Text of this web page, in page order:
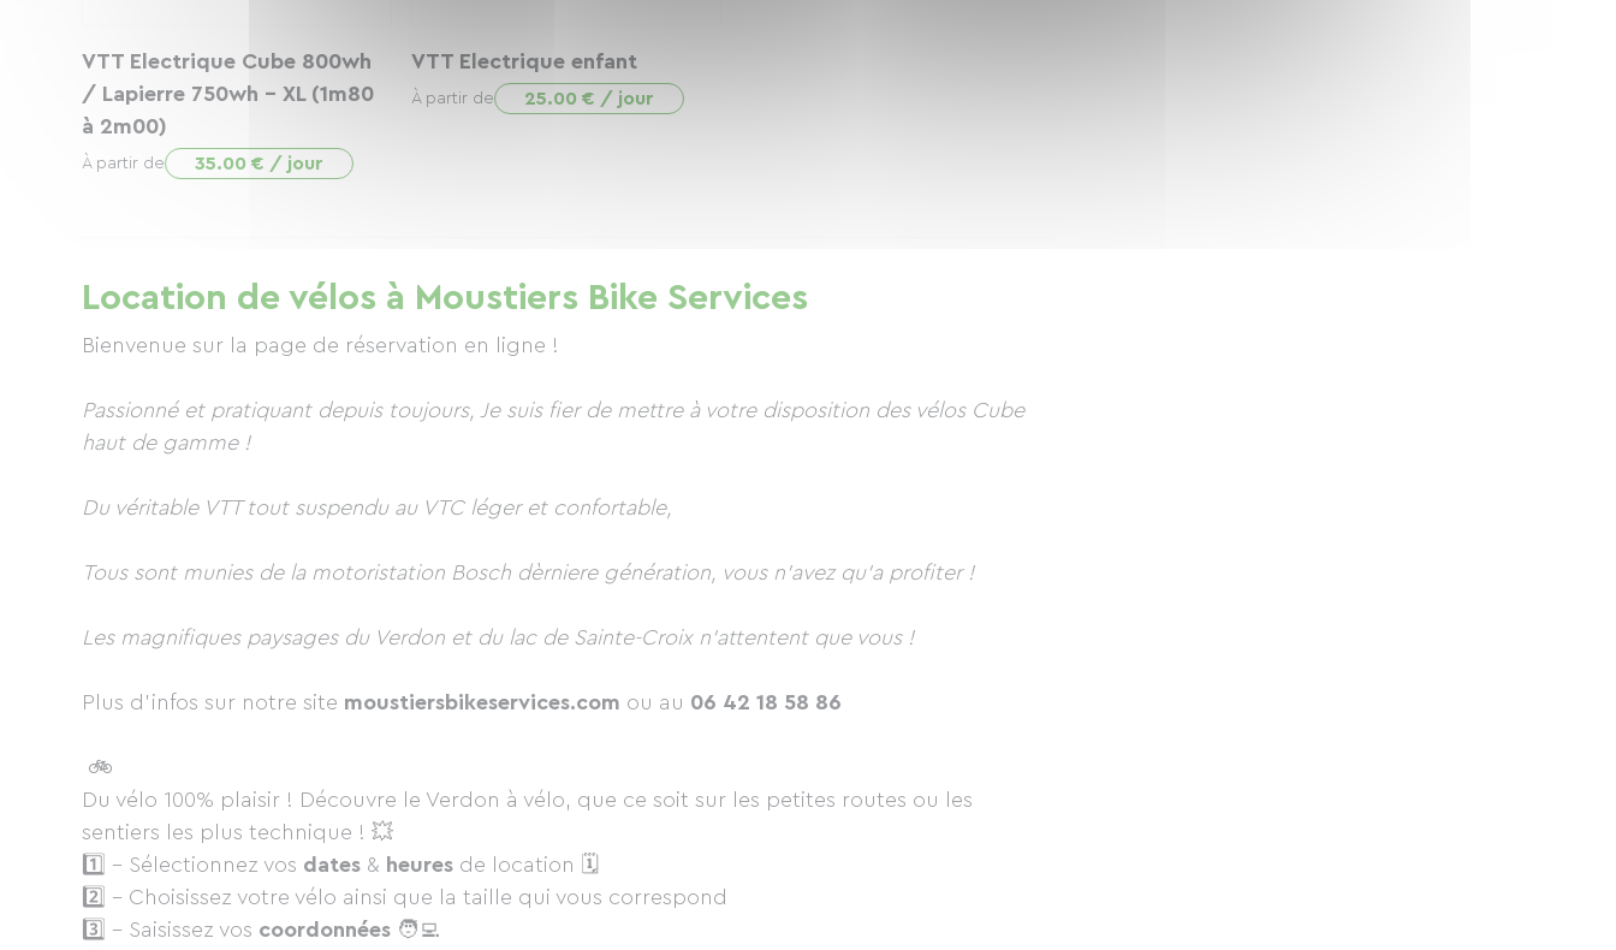
VTT Electrique Cube 800wh
/ Lapierre 750wh - XL (1m80
à 2m00)
À partir de 35.00 € / jour
VTT Electrique enfant
À partir de 25.00 € / jour
Location de vélos à Moustiers Bike Services
Bienvenue sur la page de réservation en ligne !
Passionné et pratiquant depuis toujours, Je suis fier de mettre à votre disposition des vélos Cube
haut de gamme !
Du véritable VTT tout suspendu au VTC léger et confortable,
Tous sont munies de la motoristation Bosch dèrniere génération, vous n'avez qu'a profiter !
Les magnifiques paysages du Verdon et du lac de Sainte-Croix n'attentent que vous !
Plus d'infos sur notre site moustiersbikeservices.com ou au 06 42 18 58 86
🚲
Du vélo 100% plaisir ! Découvre le Verdon à vélo, que ce soit sur les petites routes ou les
sentiers les plus technique ! 💥
1️⃣ - Sélectionnez vos dates & heures de location 🗓
2️⃣ - Choisissez votre vélo ainsi que la taille qui vous correspond
3️⃣ - Saisissez vos coordonnées 🧑‍💻